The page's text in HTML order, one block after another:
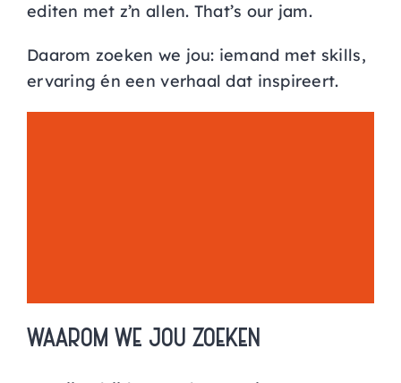
editen met z’n allen. That’s our jam.
Daarom zoeken we jou: iemand met skills,
ervaring én een verhaal dat inspireert.
WAAROM WE JOU ZOEKEN